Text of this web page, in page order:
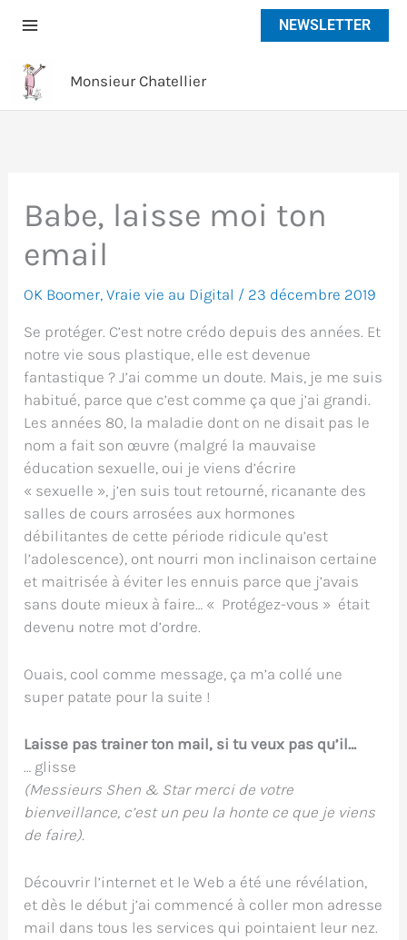
NEWSLETTER
Monsieur Chatellier
Babe, laisse moi ton
email
OK Boomer,Vraie vie au Digital / 23 décembre 2019
Se protéger. C’est notre crédo depuis des années. Et
notre vie sous plastique, elle est devenue
fantastique ? J’ai comme un doute. Mais, je me suis
habitué, parce que c’est comme ça que j’ai grandi.
Les années 80, la maladie dont on ne disait pas le
nom a fait son œuvre (malgré la mauvaise
éducation sexuelle, oui je viens d’écrire
« sexuelle », j’en suis tout retourné, ricanante des
salles de cours arrosées aux hormones
débilitantes de cette période ridicule qu’est
l’adolescence), ont nourri mon inclinaison certaine
et maitrisée à éviter les ennuis parce que j’avais
sans doute mieux à faire… « Protégez-vous » était
devenu notre mot d’ordre.
Ouais, cool comme message, ça m’a collé une
super patate pour la suite !
Laisse pas trainer ton mail, si tu veux pas qu’il…
… glisse
(Messieurs Shen & Star merci de votre
bienveillance, c’est un peu la honte ce que je viens
de faire).
Découvrir l’internet et le Web a été une révélation,
et dès le début j’ai commencé à coller mon adresse
mail dans tous les services qui pointaient leur nez.